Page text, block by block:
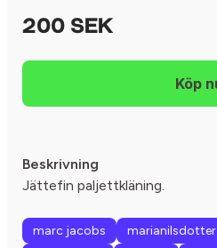
200 SEK
Beskrivning
Jättefin paljettkläning.
marc jacobs marianilsdotter